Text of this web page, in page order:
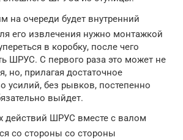
на очереди будет внутренний
его извлечения нужно монтажкой
в коробку, после чего
ШРУС. С первого раза это может не
но, прилагая достаточное
усилий, без рывков, постепенно
выйдет.
действий ШРУС вместе с валом
со стороны со стороны